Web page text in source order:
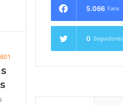
601
5.066 Fans
0 Seguidores